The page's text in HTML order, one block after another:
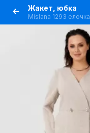
Жакет, юбка
Mislana 1293 елочка